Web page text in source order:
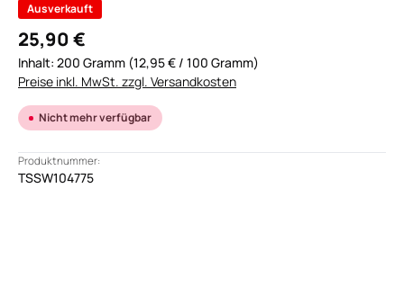
Ausverkauft
25,90 €
Inhalt: 200 Gramm (12,95 € / 100 Gramm)
Preise inkl. MwSt. zzgl. Versandkosten
Nicht mehr verfügbar
Produktnummer:
TSSW104775